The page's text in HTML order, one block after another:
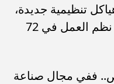
تنظيمية جديدة،
بالإضافة إلى تطوير دليل الحسابات، ومشروع تطبيق منظومة ERP لمكينة نظم العمل في 72
ففي مجال صناعة